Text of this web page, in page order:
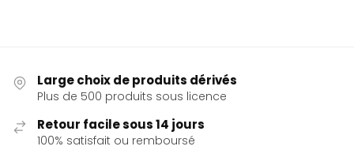
Large choix de produits dérivés
Plus de 500 produits sous licence
Retour facile sous 14 jours
100% satisfait ou remboursé